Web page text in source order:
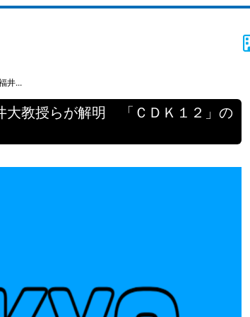
井...
教授らが解明 「ＣＤＫ１２」の